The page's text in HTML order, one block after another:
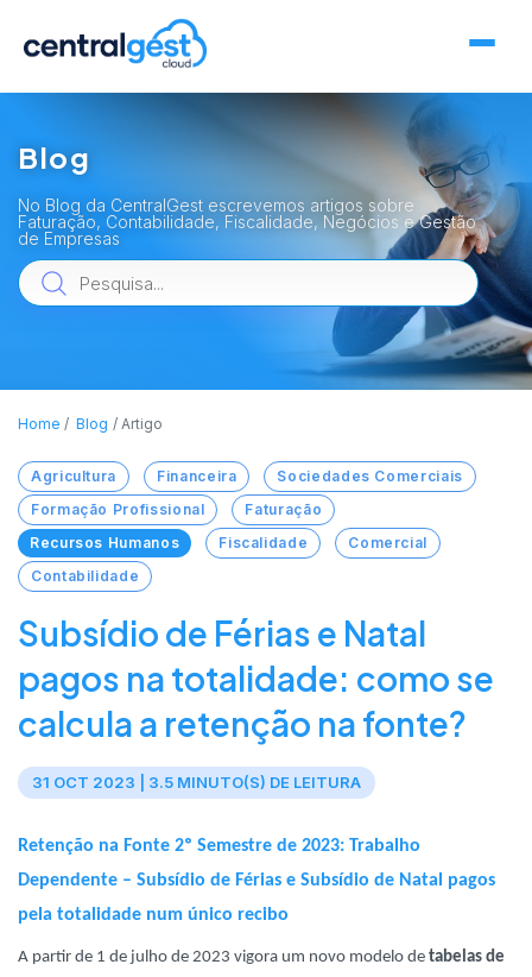
Blog
No Blog da CentralGest escrevemos artigos sobre
Faturação, Contabilidade, Fiscalidade, Negócios e Gestão
de Empresas
Home Blog Artigo
Agricultura Financeira
Sociedades Comerciais
Formação Profissional
Faturação
Recursos Humanos
Fiscalidade
Comercial
Contabilidade
Subsídio de Férias e Natal
pagos na totalidade: como se
calcula a retenção na fonte?
31 OCT 2023 | 3.5 MINUTO(S) DE LEITURA
Retenção na Fonte 2º Semestre de 2023: Trabalho
Dependente – Subsídio de Férias e Subsídio de Natal pagos
pela totalidade num único recibo
A partir de 1 de julho de 2023 vigora um novo modelo de tabelas de